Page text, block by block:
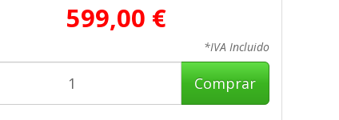
599,00 €
*IVA Incluido
Comprar